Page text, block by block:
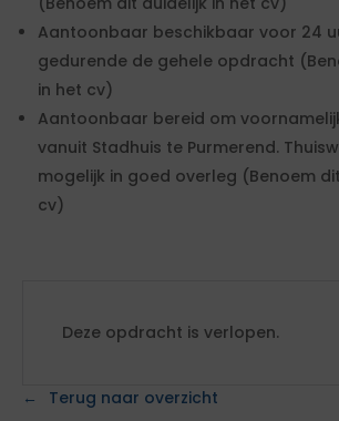
Aantoonbaar beschikbaar voor 24
gedurende de gehele opdracht
in het cv)
Aantoonbaar bereid om
vanuit Stadhuis te Purmerend.
mogelijk in goed overleg (Benoem
cv)
Deze opdracht is verlopen.
Terug naar overzicht